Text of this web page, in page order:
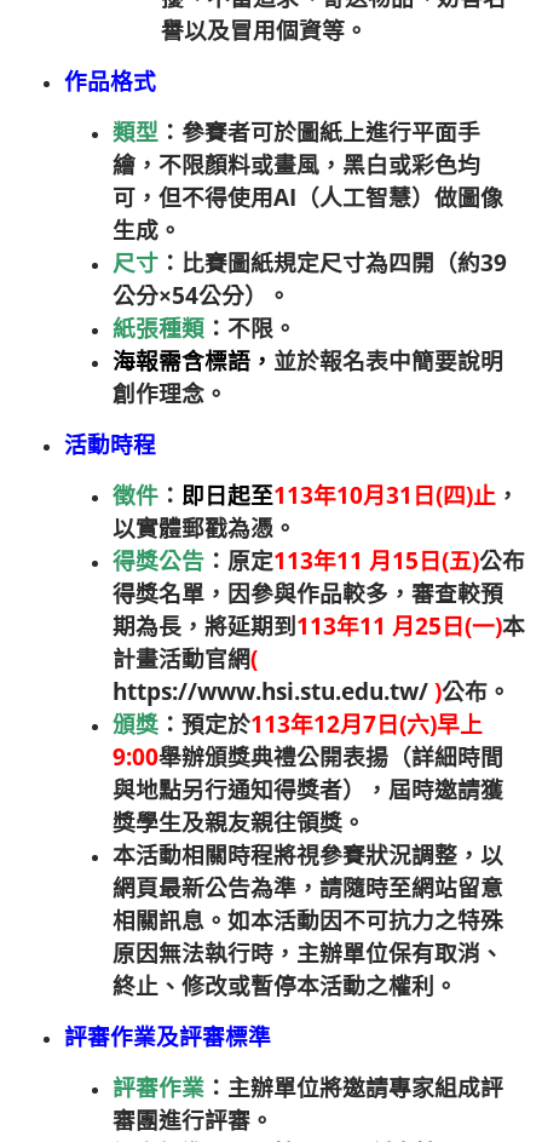
譽以及冒用個資等。
作品格式
類型 ：參賽者可於圖紙上進行平面手
繪，不限顏料或畫風，黑白或彩色均
可，但不得使用AI（人工智慧）做圖像
生成。
尺寸 ：比賽圖紙規定尺寸為四開（約39
公分×54公分）。
紙張種類 ：不限。
海報需含標語， 並於報名表中簡要說明
創作理念。
活動時程
徵件 ： 即日起至113年10月31日(四)止 ，
以實體郵戳為憑。
得獎公告 ：原定113年11 月15日(五)公布
得獎名單，因參與作品較多，審查較預
期為長，將延期到113年11 月25日(一)本
計畫活動官網(
https://www.hsi.stu.edu.tw/ )公布。
頒獎 ：預定於113年12月7日(六)早上
9:00舉辦頒獎典禮公開表揚（詳細時間
與地點另行通知得獎者），屆時邀請獲
獎學生及親友親往領獎。
本活動相關時程將視參賽狀況調整，以
網頁最新公告為準，請隨時至網站留意
相關訊息。如本活動因不可抗力之特殊
原因無法執行時，主辦單位保有取消、
終止、修改或暫停本活動之權利。
評審作業及評審標準
評審作業 ：主辦單位將邀請專家組成評
審團進行評審。